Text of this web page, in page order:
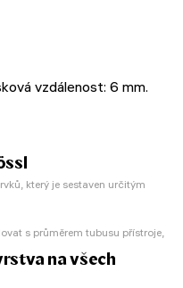
vzdálenost: 6 mm.
který je sestaven určitým
s průměrem tubusu přístroje,
na všech